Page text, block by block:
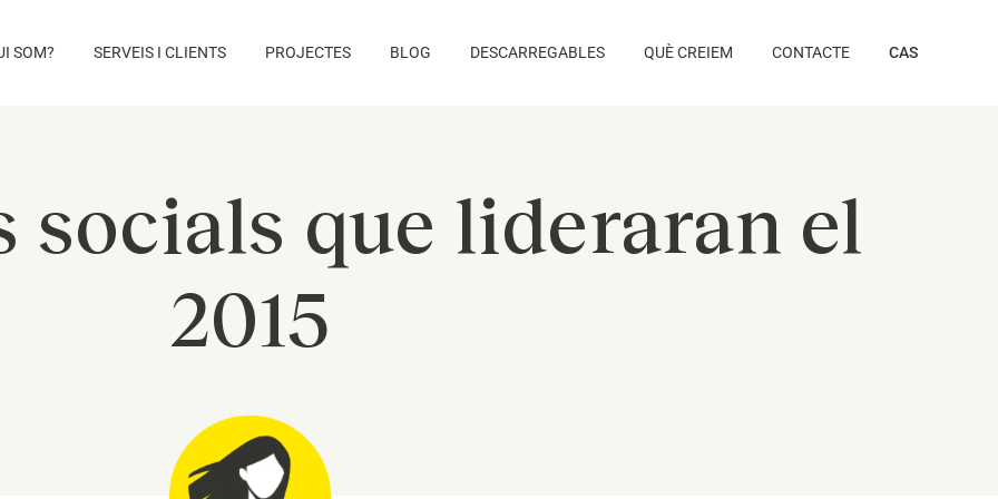
SOM? SERVEIS I CLIENTS PROJECTES BLOG DESCARREGABLES QUÈ CREIEM CONTACTE CAS
socials que lideraran el
2015